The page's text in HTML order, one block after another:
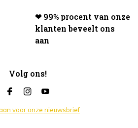
❤ 99% procent van onze
klanten beveelt ons
aan
Volg ons!
voor onze nieuwsbrief